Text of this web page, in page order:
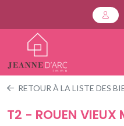
RETOUR À LA LISTE DES
T2 - ROUEN VIEUX